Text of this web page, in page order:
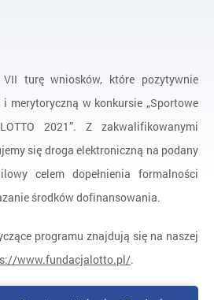
Wakacje z Fundacją LOTTO
turę wniosków, które pozytywnie
i merytoryczną w konkursie „Sportowe
2021”. Z zakwalifikowanymi
się droga elektroniczną na podany
celem dopełnienia formalności
środków dofinansowania.
programu znajdują się na naszej
www.fundacjalotto.pl/.